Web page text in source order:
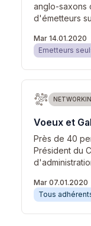
anglo-saxons
d'émetteurs
Mar 14.01.2020
Emetteurs
Voeux et
Près de 40
Président du
Mar 07.01.2020
Tous